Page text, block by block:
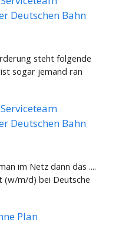
Deutschen Bahn
steht folgende
sogar jemand ran
Deutschen Bahn
im Netz dann das ....
(w/m/d) bei Deutsche
Plan